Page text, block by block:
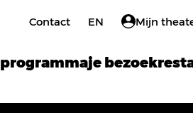
Contact EN Mijn
programmaje bezoek